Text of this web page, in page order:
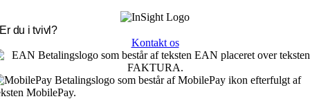
Er du i tvivl?
Kontakt os